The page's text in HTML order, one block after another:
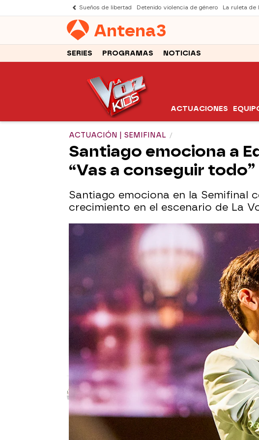
Sueños de libertad Detenido violencia de género La ruleta de
Antena3
SERIES PROGRAMAS NOTICIAS
ACTUACIONES
ACTUACIÓN | SEMIFINAL
Santiago emociona a
“Vas a conseguir todo”
Santiago emociona en la Semifinal
crecimiento en el escenario de La
Celia Gil
Publicado:18 de julio de 2025, 22:34
Santiago ha sido una de las